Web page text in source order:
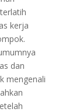
kerja
dan
mengenali